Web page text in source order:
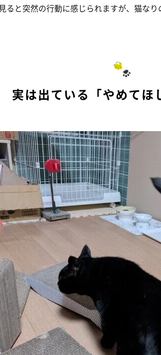
ると突然の行動に感じられますが、猫なり
実は出ている「やめてほ